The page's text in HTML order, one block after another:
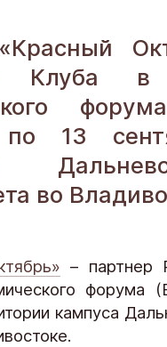
Клуба в
13
во
– партнер
кампуса